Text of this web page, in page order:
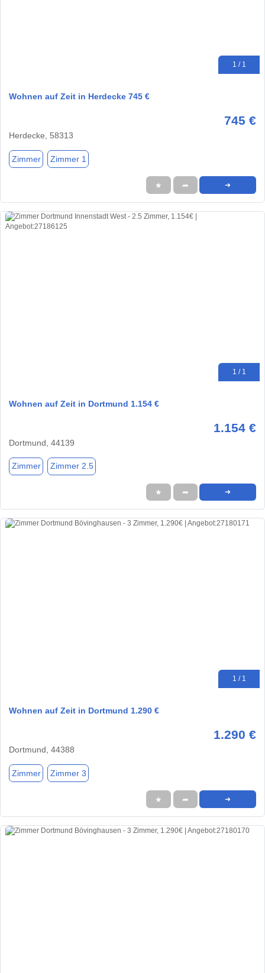
1 / 1
Wohnen auf Zeit in Herdecke 745 €
745 €
Herdecke, 58313
Zimmer Zimmer 1
★ ➦ ➜
1 / 1
Wohnen auf Zeit in Dortmund 1.154 €
1.154 €
Dortmund, 44139
Zimmer Zimmer 2.5
★ ➦ ➜
1 / 1
Wohnen auf Zeit in Dortmund 1.290 €
1.290 €
Dortmund, 44388
Zimmer Zimmer 3
★ ➦ ➜